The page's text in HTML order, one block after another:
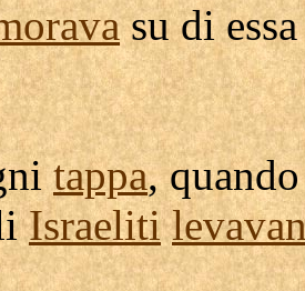
su di
tappa,
Israeliti